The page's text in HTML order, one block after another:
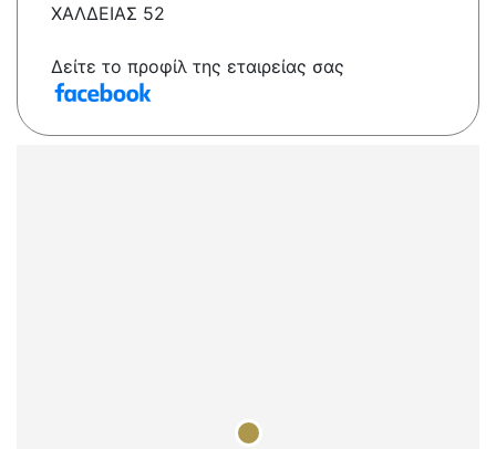
ΧΑΛΔΕΙΑΣ 52
Δείτε το προφίλ της εταιρείας σας